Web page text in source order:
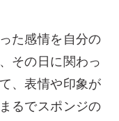
た感情を自分の
その日に関わっ
、表情や印象が
るでスポンジの